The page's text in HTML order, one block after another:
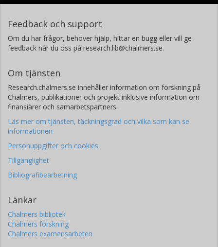
Feedback och support
Om du har frågor, behöver hjälp, hittar en bugg eller vill ge
feedback når du oss på research.lib@chalmers.se.
Om tjänsten
Research.chalmers.se innehåller information om forskning på
Chalmers, publikationer och projekt inklusive information om
finansiärer och samarbetspartners.
Läs mer om tjänsten, täckningsgrad och vilka som kan se
informationen
Personuppgifter och cookies
Tillgänglighet
Bibliografibearbetning
Länkar
Chalmers bibliotek
Chalmers forskning
Chalmers examensarbeten